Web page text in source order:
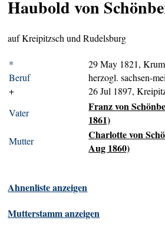
Haubold von
auf Kreipitzsch und Rudelsburg
*
29 May 1821,
Beruf
herzogl. sachsen-
+
26 Jul 1897,
Vater
Franz von
1861)
Mutter
Charlotte von
Aug 1860)
Ahnenliste anzeigen
Mutterstamm anzeigen